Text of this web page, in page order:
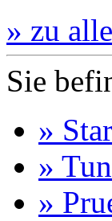
» zu
Sie
»
»
»